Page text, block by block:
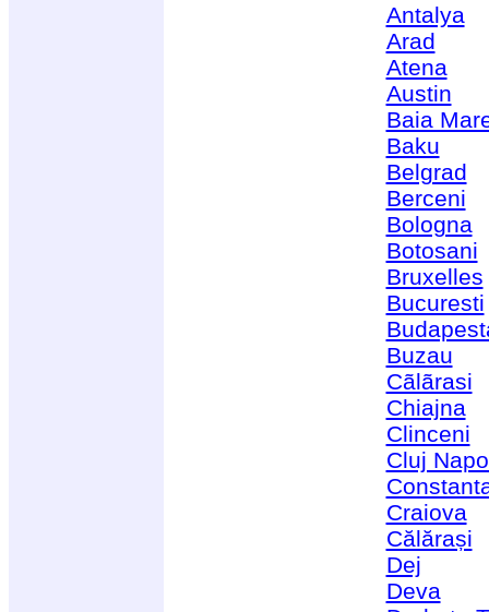
Antalya
Arad
Atena
Austin
Baia
Baku
Belgrad
Berceni
Bologna
Botosani
Bruxelles
Bucuresti
Buzau
Cãlãrasi
Chiajna
Clinceni
Cluj
Craiova
Călărași
Dej
Deva